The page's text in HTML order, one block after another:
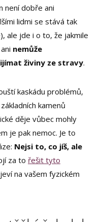
není dobře ani
lidmi se stává tak
ale jde i o to, že jakmile
nemůže
živiny ze stravy.
kaskádu problémů,
kamenů
děje vůbec mohly
je pak nemoc. Je to
Nejsi to, co jíš, ale
za to řešit tyto
na vašem fyzickém